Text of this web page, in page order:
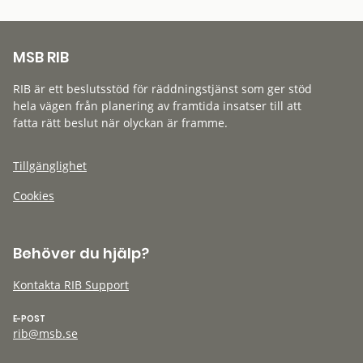
MSB RIB
RIB är ett beslutsstöd för räddningstjänst som ger stöd
hela vägen från planering av framtida insatser till att
fatta rätt beslut när olyckan är framme.
Tillgänglighet
Cookies
Behöver du hjälp?
Kontakta RIB Support
E-POST
rib@msb.se